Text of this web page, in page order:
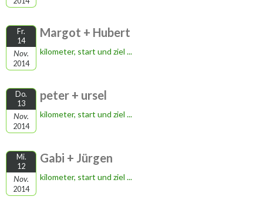
Fr.
14
Nov.
2014
Margot + Hubert
kilometer, start und ziel ...
Do.
13
Nov.
2014
peter + ursel
kilometer, start und ziel ...
Mi.
12
Nov.
2014
Gabi + Jürgen
kilometer, start und ziel ...